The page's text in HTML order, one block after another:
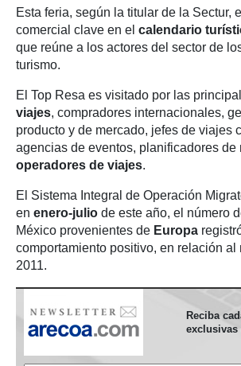
Esta feria, según la titular de la Sectur,
comercial clave en el calendario
que reúne a los actores del sector de
turismo.
El Top Resa es visitado por las
viajes, compradores internacionales,
producto y de mercado, jefes de viajes
agencias de eventos, planificadores de
operadores de viajes.
El Sistema Integral de Operación
en enero-julio de este año, el número
México provenientes de Europa
comportamiento positivo, en relación al
2011.
Reciba